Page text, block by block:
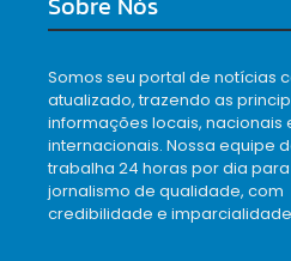
Somos seu portal de notícias
atualizado, trazendo as
informações locais, nacionais
internacionais. Nossa equipe
trabalha 24 horas por dia
jornalismo de qualidade, com
credibilidade e